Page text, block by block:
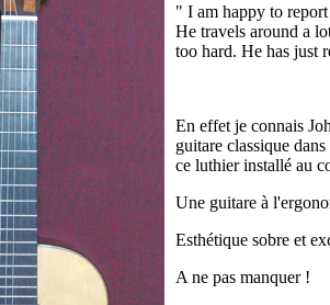
" I am happy to
He travels around a
too hard. He has just
En effet je connais
guitare classique
ce luthier installé au
Une guitare à
Esthétique sobre et
A ne pas manquer !